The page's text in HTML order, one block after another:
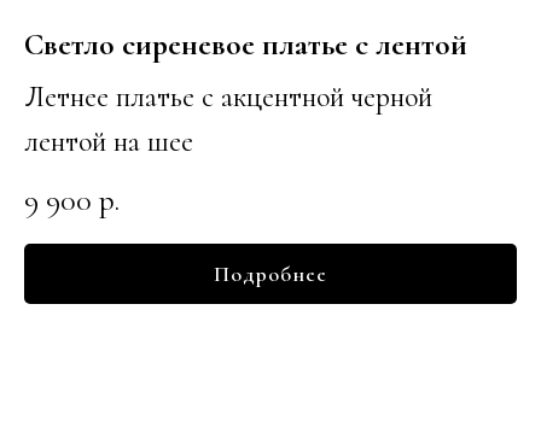
Светло сиреневое платье с лентой
Летнее платье с акцентной черной
лентой на шее
9 900 р.
Подробнее